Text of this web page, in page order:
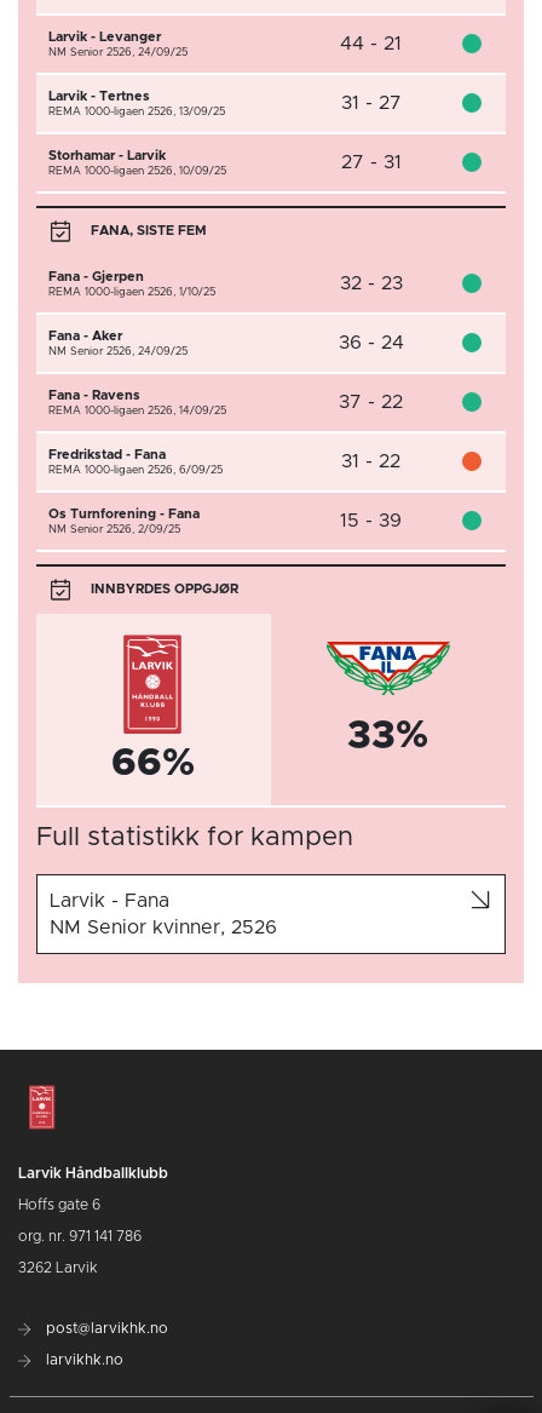
Larvik - Levanger
NM Senior 2526, 24/09/25 44 - 21
Larvik - Tertnes
REMA 1000-ligaen 2526, 13/09/25 31 - 27
Storhamar - Larvik
REMA 1000-ligaen 2526, 10/09/25 27 - 31
FANA, SISTE FEM
Fana - Gjerpen
REMA 1000-ligaen 2526, 1/10/25 32 - 23
Fana - Aker
NM Senior 2526, 24/09/25 36 - 24
Fana - Ravens
REMA 1000-ligaen 2526, 14/09/25 37 - 22
Fredrikstad - Fana
REMA 1000-ligaen 2526, 6/09/25 31 - 22
Os Turnforening - Fana
NM Senior 2526, 2/09/25 15 - 39
INNBYRDES OPPGJØR
66%
33%
Full statistikk for kampen
Larvik - Fana
NM Senior kvinner, 2526
Larvik Håndballklubb
Hoffs gate 6
org. nr. 971 141 786
3262 Larvik
post@larvikhk.no
larvikhk.no